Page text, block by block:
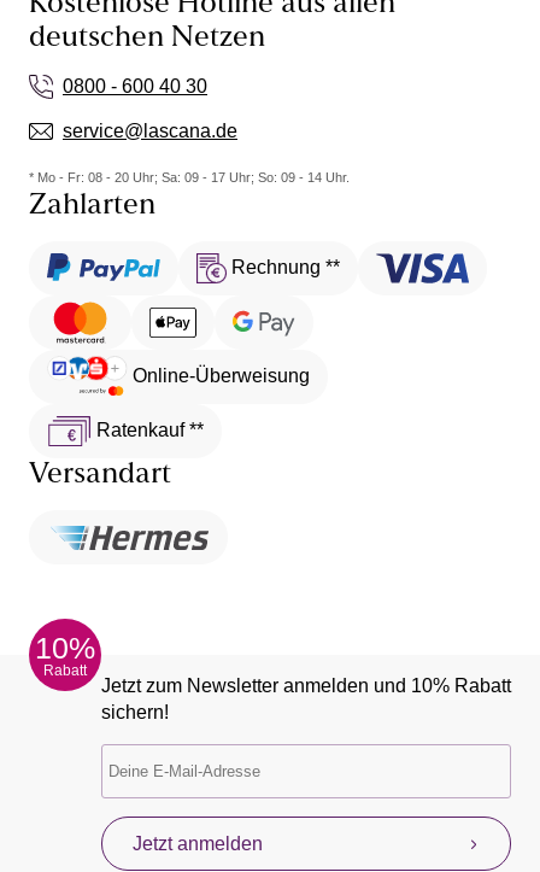
deutschen Netzen
0800 - 600 40 30
service@lascana.de
* Mo - Fr: 08 - 20 Uhr; Sa: 09 - 17 Uhr; So: 09 - 14 Uhr.
Zahlarten
Rechnung **
Online-Überweisung
Ratenkauf **
Versandart
10%
Rabatt
Jetzt zum Newsletter anmelden und 10% Rabatt
sichern!
Jetzt anmelden